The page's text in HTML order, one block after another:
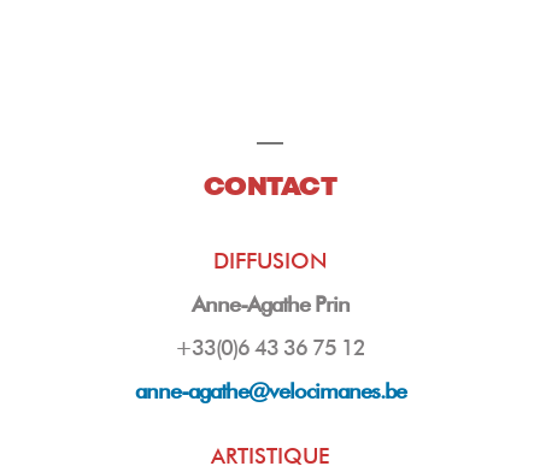
CONTACT
DIFFUSION
Anne-Agathe Prin
+33(0)6 43 36 75 12
anne-agathe@velocimanes.be
ARTISTIQUE